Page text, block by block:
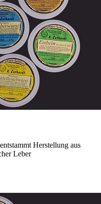
Herstellung aus
Leber